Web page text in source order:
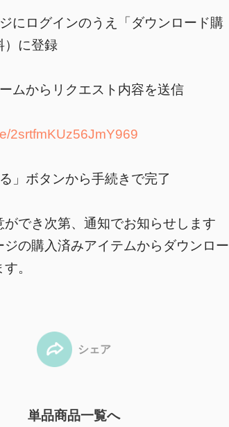
ジにログインのうえ「ダウンロード購
）に登録
ムからリクエスト内容を送信
2srtfmKUz56JmY969
」ボタンから手続きで完了
でき次第、通知でお知らせします
ジの購入済みアイテムからダウンロー
。
シェア
単品商品一覧へ